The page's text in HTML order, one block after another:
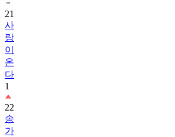
21
사
랑
이
온
다
1
22
송
가